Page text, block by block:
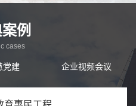
例
cases
党建 企业视频会议